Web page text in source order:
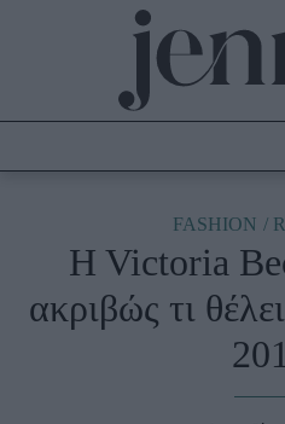
Culture
Fashion
Shopping
FASHION
H Victoria
ακριβώς τι